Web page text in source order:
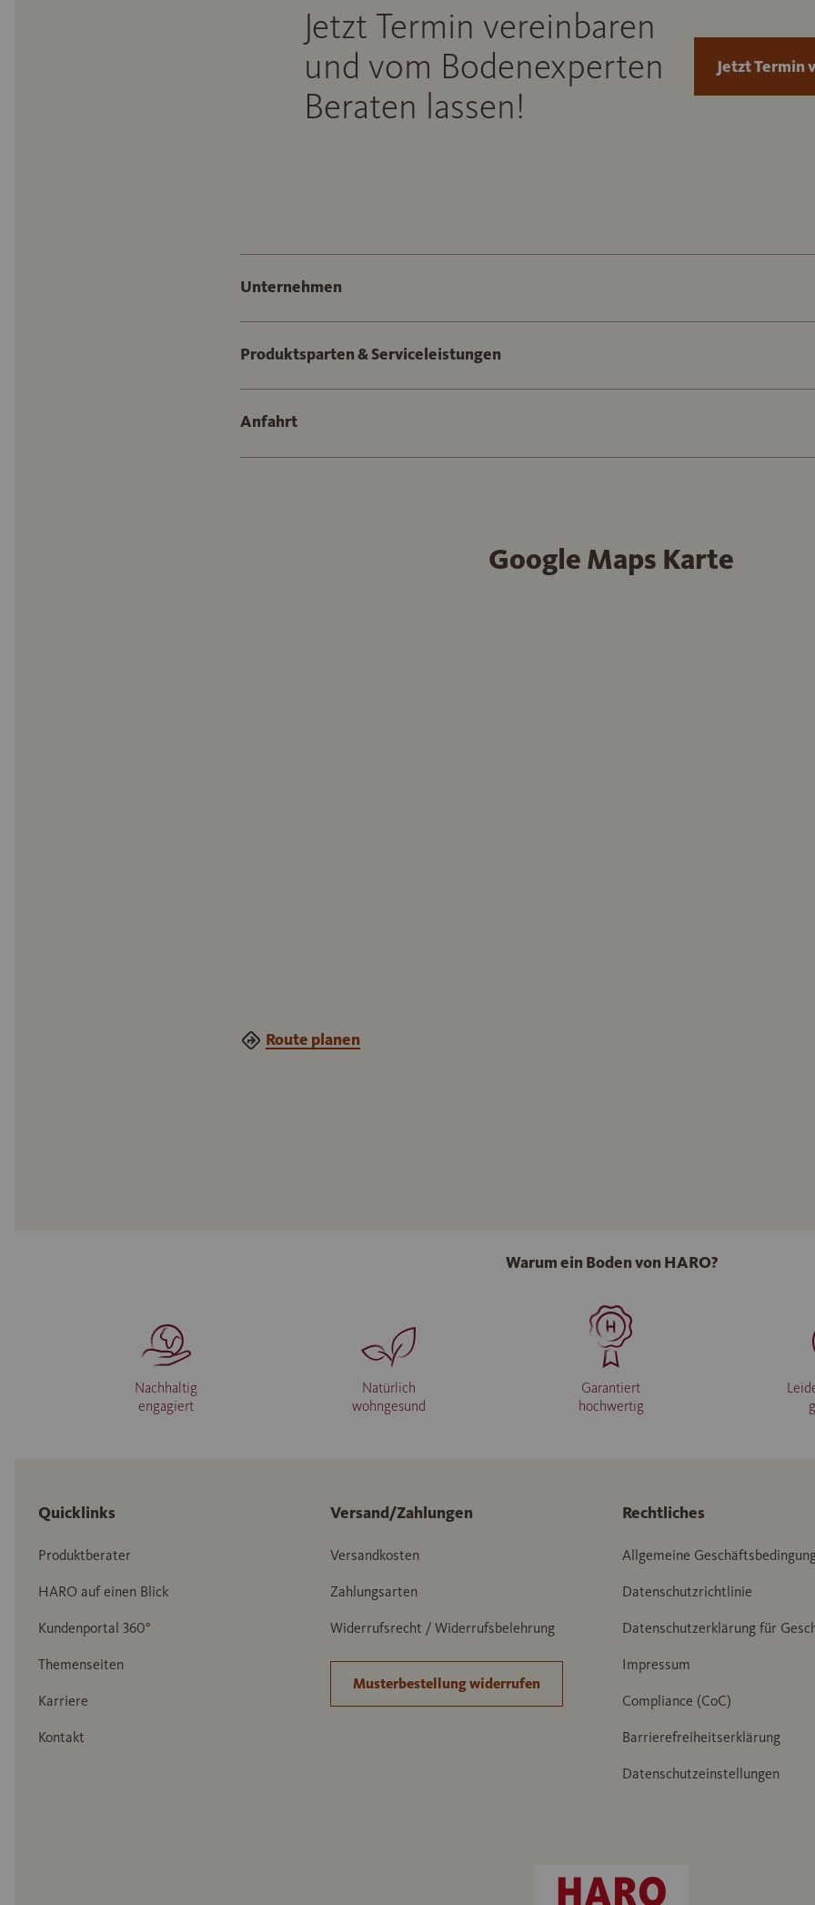
Jetzt Termin vereinbaren
und vom Bodenexperten
Beraten lassen!
Jetzt Termin
Unternehmen
Produktsparten & Serviceleistungen
Anfahrt
Google Maps Karte
Route planen
Warum ein Boden von HARO?
Nachhaltig
engagiert
Natürlich
wohngesund
Garantiert
hochwertig
Quicklinks
Produktberater
HARO auf einen Blick
Kundenportal 360°
Themenseiten
Karriere
Kontakt
Versand/Zahlungen
Versandkosten
Zahlungsarten
Widerrufsrecht / Widerrufsbelehrung
Musterbestellung widerrufen
Rechtliches
Allgemeine
Datenschutzrichtlinie
Datenschutzerklärung für
Impressum
Compliance (CoC)
Barrierefreiheitserklärung
Datenschutzeinstellungen